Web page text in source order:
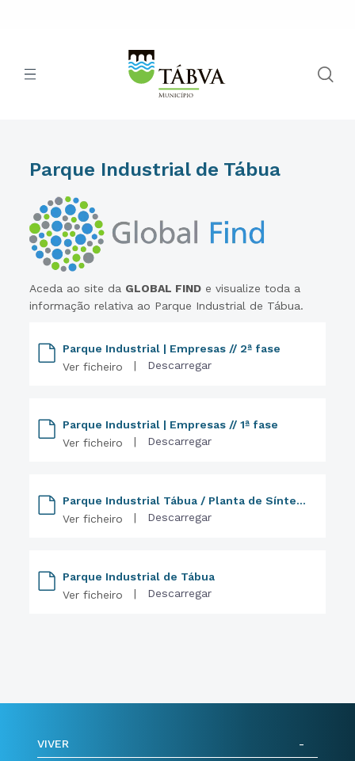
Parque Industrial de Tábua
Aceda ao site da GLOBAL FIND e visualize toda a
informação relativa ao Parque Industrial de Tábua.
Parque Industrial | Empresas // 2ª fase
Ver ficheiro
| Descarregar
Parque Industrial | Empresas // 1ª fase
Ver ficheiro
| Descarregar
Parque Industrial Tábua / Planta de Síntese
Ver ficheiro
| Descarregar
Parque Industrial de Tábua
Ver ficheiro
| Descarregar
VIVER